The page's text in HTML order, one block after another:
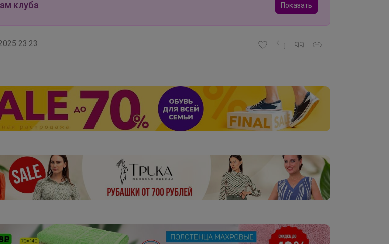
клуба Показать
23:23
для мальчиков Pelican